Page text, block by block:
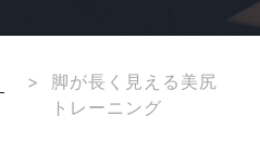
>
脚が長く見える美尻
トレーニング